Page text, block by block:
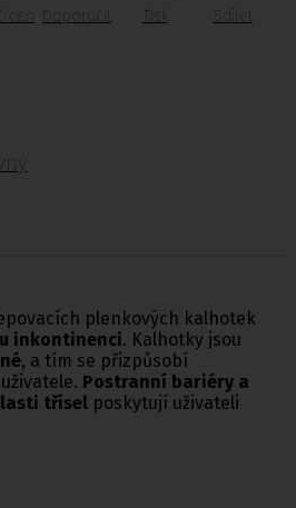
Doporučit Tisk Sdílet
plenkových kalhotek
inkontinenci. Kalhotky jsou
, a tím se přizpůsobí
Postranní bariéry a
třísel poskytují uživateli